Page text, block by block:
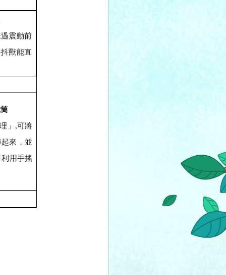
震動前
獸能直
」 ,可將
來，並
用手搖